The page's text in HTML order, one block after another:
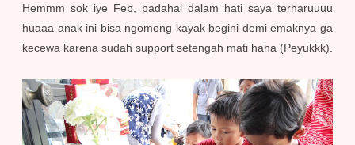
Hemmm sok iye Feb, padahal dalam hati saya terharuuuu
huaaa anak ini bisa ngomong kayak begini demi emaknya ga
kecewa karena sudah support setengah mati haha (Peyukkk).